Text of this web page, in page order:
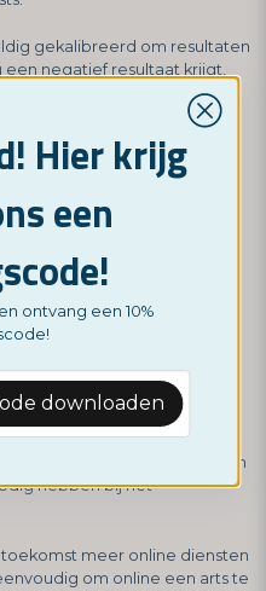
gekalibreerd om resultaten
negatief resultaat krijgt,
besmet bent, vooral als u
om een ziekte die niet
u een thuistest niet kunt
beoordeling. Maar ze
cruciaal zijn om infecties
mogelijk te
punt om te overwegen
steeds gebruikelijker
om te begrijpen dat
bestaat het risico dat
te raadplegen. Dit is iets
de fabrikanten van tests
leveren, zodat mensen
hebben bij het
meer online diensten
om online een arts te
Hier krijg
een
ontvang een 10%
downloaden